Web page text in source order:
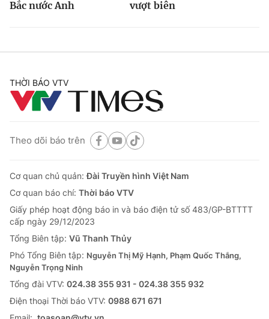
Bắc nước Anh
vượt biên
THỜI BÁO VTV
Theo dõi báo trên
Cơ quan chủ quản:Đài Truyền hình Việt Nam
Cơ quan báo chí: Thời báo VTV
Giấy phép hoạt động báo in và báo điện tử số 483/GP-BTTTT
cấp ngày 29/12/2023
Tổng Biên tập: Vũ Thanh Thủy
Phó Tổng Biên tập: Nguyễn Thị Mỹ Hạnh, Phạm Quốc Thắng,
Nguyễn Trọng Ninh
Tổng đài VTV: 024.38 355 931 - 024.38 355 932
Ðiện thoại Thời báo VTV: 0988 671 671